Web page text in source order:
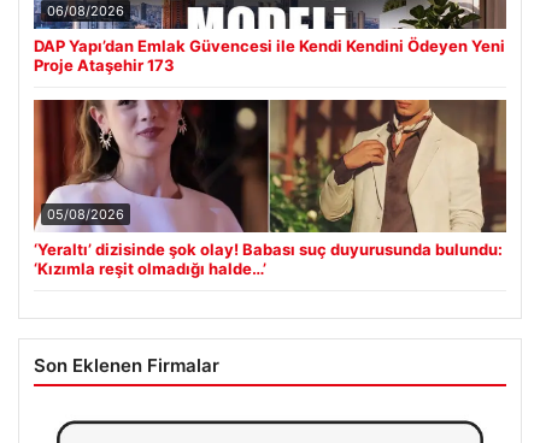
06/08/2026
DAP Yapı’dan Emlak Güvencesi ile Kendi Kendini Ödeyen Yeni
Proje Ataşehir 173
05/08/2026
‘Yeraltı’ dizisinde şok olay! Babası suç duyurusunda bulundu:
‘Kızımla reşit olmadığı halde…’
Son Eklenen Firmalar